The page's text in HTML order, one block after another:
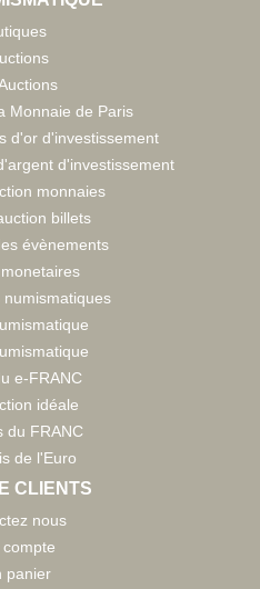
Monnaie de Paris
d'or d'investissement
d'investissement
monnaies
billets
évènements
numismatiques
e-FRANC
idéale
du FRANC
de l'Euro
CLIENTS
nous
compte
panier